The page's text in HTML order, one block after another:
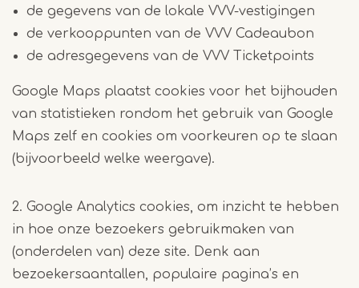
de gegevens van de lokale VVV-vestigingen
de verkooppunten van de VVV Cadeaubon
de adresgegevens van de VVV Ticketpoints
Google Maps plaatst cookies voor het bijhouden
van statistieken rondom het gebruik van Google
Maps zelf en cookies om voorkeuren op te slaan
(bijvoorbeeld welke weergave).
2. Google Analytics cookies, om inzicht te hebben
in hoe onze bezoekers gebruikmaken van
(onderdelen van) deze site. Denk aan
bezoekersaantallen, populaire pagina’s en